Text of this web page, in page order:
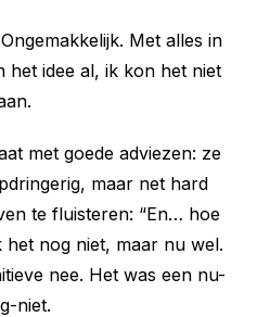
Met alles in
het idee al, ik kon het niet
met goede adviezen: ze
maar net hard
te fluisteren: “En… hoe
het nog niet, maar nu wel.
nee. Het was een nu-
niet.